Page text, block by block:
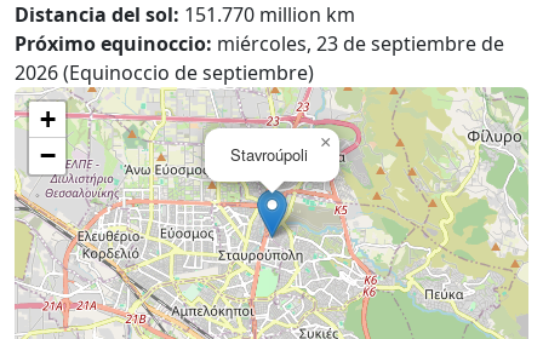
Distancia del sol: 151.770 million km
Próximo equinoccio: miércoles, 23 de septiembre de
2026 (Equinoccio de septiembre)
Stavroúpoli
×
+
−